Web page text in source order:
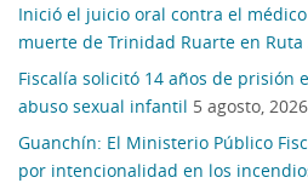
Inició el juicio oral contra el
muerte de Trinidad Ruarte en Ruta
Fiscalía solicitó 14 años de prisión
abuso sexual infantil 5 agosto, 2026
Guanchín: El Ministerio Público
por intencionalidad en los